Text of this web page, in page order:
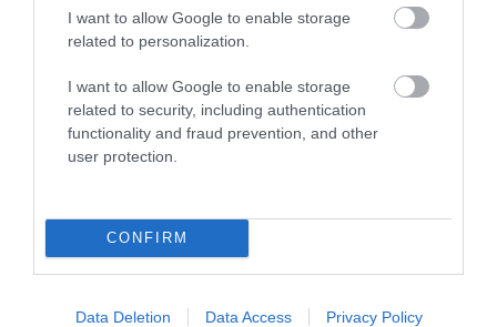
I want to allow Google to enable storage
related to personalization.
I want to allow Google to enable storage
related to security, including authentication
functionality and fraud prevention, and other
user protection.
CONFIRM
Data Deletion Data Access Privacy Policy
μπορούν να εκδώσουν!